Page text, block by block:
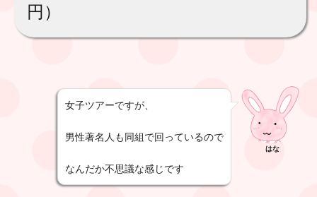
円）
女子ツアーですが、
男性著名人も同組で回っているので
なんだか不思議な感じです
はな